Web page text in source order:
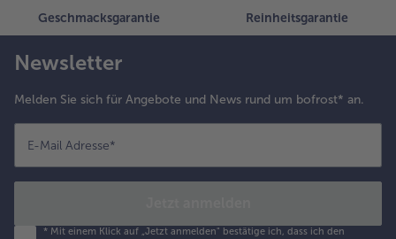
Geschmacksgarantie Reinheitsgarantie
Newsletter
Melden Sie sich für Angebote und News rund um bofrost* an.
E-Mail Adresse*
* Mit einem Klick auf „Jetzt anmelden" bestätige ich, dass ich den